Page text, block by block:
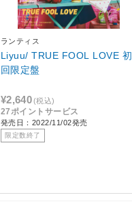
ランティス
Liyuu/ TRUE FOOL LOVE 初
回限定盤
¥2,640(税込)
27ポイントサービス
発売日：2022/11/02発売
限定数終了